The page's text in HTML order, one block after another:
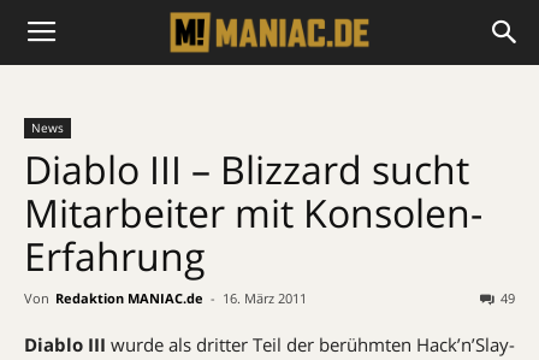
News
Diablo III – Blizzard sucht
Mitarbeiter mit Konsolen-
Erfahrung
Von Redaktion MANIAC.de - 16. März 2011 49
Diablo III wurde als dritter Teil der berühmten Hack’n’Slay-